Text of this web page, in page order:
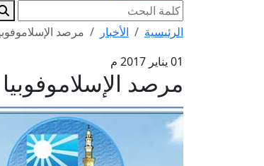
الرئيسية الأخبار
مرصد
01 يناير 2017 م
مرصد